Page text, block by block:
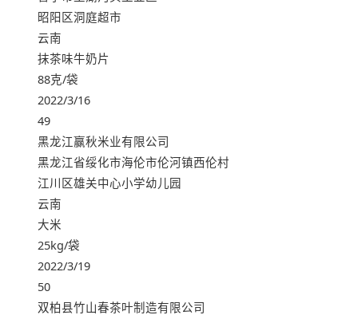
昭阳区洞庭超市
云南
抹茶味牛奶片
88克/袋
2022/3/16
49
黑龙江赢秋米业有限公司
黑龙江省绥化市海伦市伦河镇西伦村
江川区雄关中心小学幼儿园
云南
大米
25kg/袋
2022/3/19
50
双柏县竹山春茶叶制造有限公司